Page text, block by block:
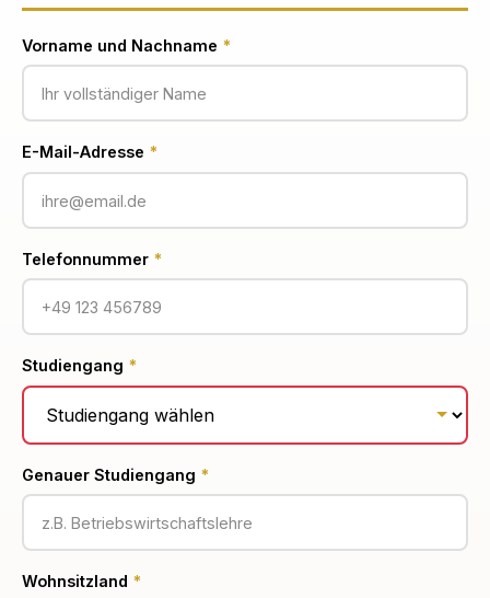
Vorname und Nachname *
E-Mail-Adresse *
Telefonnummer *
Studiengang *
Genauer Studiengang *
Wohnsitzland *